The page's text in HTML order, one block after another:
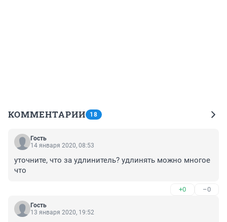
КОММЕНТАРИИ 18
Гость
14 января 2020, 08:53
уточните, что за удлинитель? удлинять можно многое
что
+0 –0
Гость
13 января 2020, 19:52